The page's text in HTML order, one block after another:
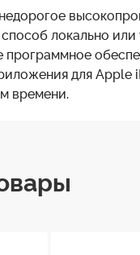
локально
программное
для Apple
времени.